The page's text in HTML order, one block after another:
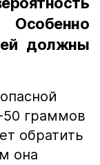
Особенно
должны
50 граммов
обратить
она